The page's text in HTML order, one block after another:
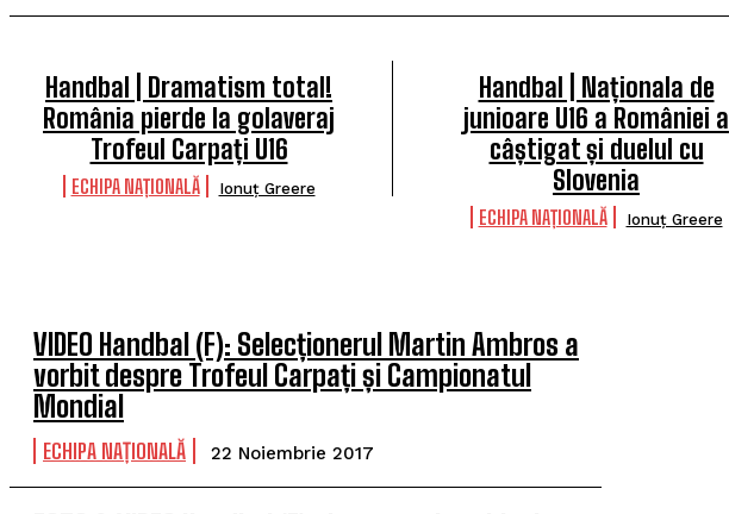
Handbal | Dramatism total!
România pierde la golaveraj
Trofeul Carpați U16
ECHIPA NAȚIONALĂ Ionuț Greere
Handbal | Naționala de
junioare U16 a României a
câștigat și duelul cu
Slovenia
ECHIPA NAȚIONALĂ Ionuț Greere
VIDEO Handbal (F): Selecționerul Martin Ambros a
vorbit despre Trofeul Carpați și Campionatul
Mondial
ECHIPA NAȚIONALĂ 22 Noiembrie 2017